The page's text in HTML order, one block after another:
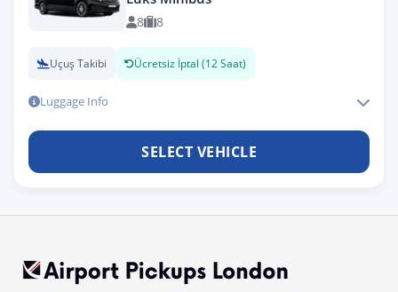
8 8
Uçuş Takibi Ücretsiz İptal (12 Saat)
Luggage Info
SELECT VEHICLE